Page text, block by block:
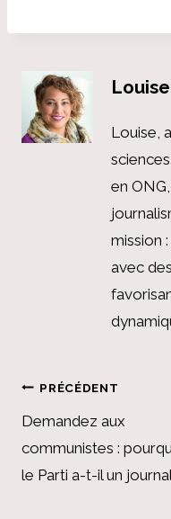
Louise
Louise,
en
mission
avec
de
l’article
PRÉCÉDENT
Demandez aux
communistes :
le Parti a-t-il un